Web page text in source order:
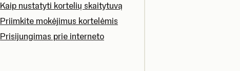
Kaip nustatyti kortelių skaitytuvą
Priimkite mokėjimus kortelėmis
Prisijungimas prie interneto